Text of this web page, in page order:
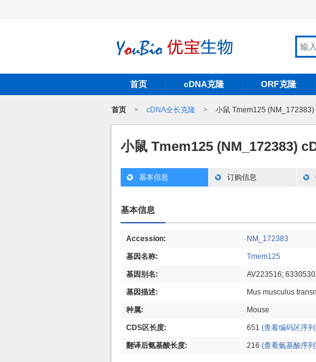
首页 cDNA克隆 ORF克隆
首页 > cDNA全长克隆 > 小鼠 Tmem125 (NM_172383)
小鼠 Tmem125 (NM_172383)
基本信息 订购信息
基本信息
Accession: NM_172383
基因名称: Tmem125
基因别名: AV223516;
基因描述: Mus musculus
种属: Mouse
CDS区长度: 651 (查看编码区序
翻译后氨基酸长度: 216 (查看氨基酸序